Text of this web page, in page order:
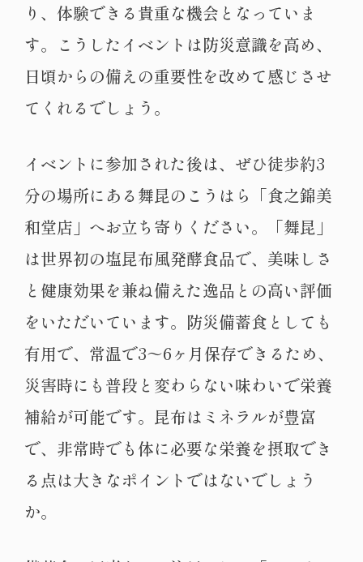
り、体験できる貴重な機会となっていま
す。こうしたイベントは防災意識を高め、
日頃からの備えの重要性を改めて感じさせ
てくれるでしょう。
イベントに参加された後は、ぜひ徒歩約3
分の場所にある舞昆のこうはら「食之錦美
和堂店」へお立ち寄りください。「舞昆」
は世界初の塩昆布風発酵食品で、美味しさ
と健康効果を兼ね備えた逸品との高い評価
をいただいています。防災備蓄食としても
有用で、常温で3～6ヶ月保存できるため、
災害時にも普段と変わらない味わいで栄養
補給が可能です。昆布はミネラルが豊富
で、非常時でも体に必要な栄養を摂取でき
る点は大きなポイントではないでしょう
か。